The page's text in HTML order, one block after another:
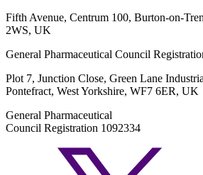
Fifth Avenue, Centrum 100, Burton-on-
2WS, UK
General Pharmaceutical Council
Plot 7, Junction Close, Green Lane
Pontefract, West Yorkshire, WF7 6ER, UK
General Pharmaceutical
Council Registration 1092334